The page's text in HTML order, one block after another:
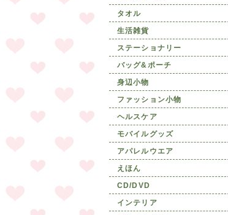
タオル
生活雑貨
ステーショナリー
バッグ&ポーチ
身辺小物
ファッション小物
ヘルスケア
モバイルグッズ
アパレルウエア
えほん
CD/DVD
インテリア